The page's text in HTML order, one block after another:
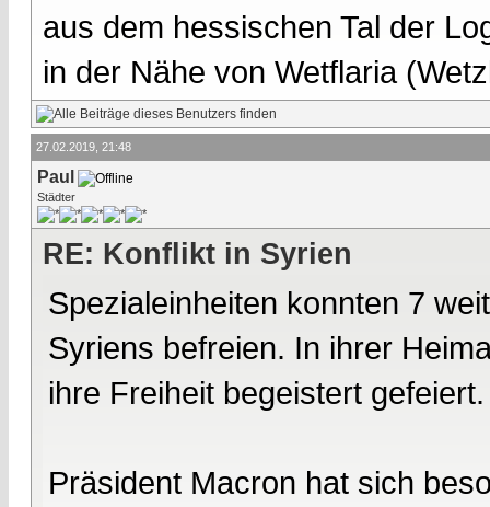
aus dem hessischen Tal der
in der Nähe von Wetflaria
27.02.2019, 21:48
Paul
Städter
RE: Konflikt in Syrien
Spezialeinheiten konnten 7
Syriens befreien. In ihrer
ihre Freiheit begeistert gefeiert.
Präsident Macron hat sich